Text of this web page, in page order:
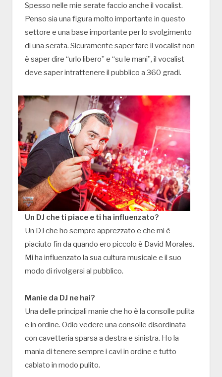
Spesso nelle mie serate faccio anche il vocalist.
Penso sia una figura molto importante in questo
settore e una base importante per lo svolgimento
di una serata. Sicuramente saper fare il vocalist non
è saper dire “urlo libero” e “su le mani”, il vocalist
deve saper intrattenere il pubblico a 360 gradi.
Un DJ che ti piace e ti ha influenzato?
Un DJ che ho sempre apprezzato e che mi è
piaciuto fin da quando ero piccolo è David Morales.
Mi ha influenzato la sua cultura musicale e il suo
modo di rivolgersi al pubblico.
Manie da DJ ne hai?
Una delle principali manie che ho è la consolle pulita
e in ordine. Odio vedere una consolle disordinata
con cavetteria sparsa a destra e sinistra. Ho la
mania di tenere sempre i cavi in ordine e tutto
cablato in modo pulito.